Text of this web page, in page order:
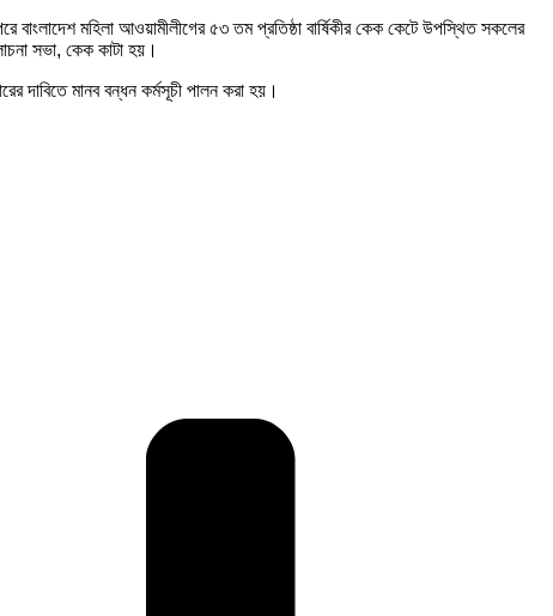
মহিলা আওয়ামীলীগের ৫৩ তম প্রতিষ্ঠা বার্ষিকীর কেক কেটে উপস্থিত সকলের
সভা, কেক কাটা হয়।
দাবিতে মানব বন্ধন কর্মসূচী পালন করা হয়।